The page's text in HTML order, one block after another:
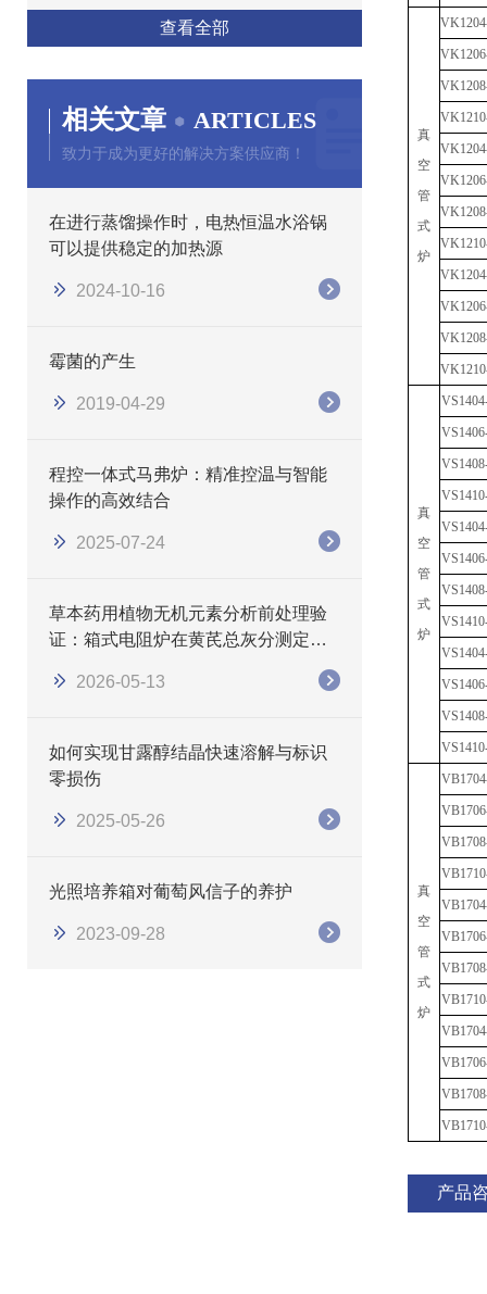
查看全部
相关文章 ARTICLES
致力于成为更好的解决方案供应商！
在进行蒸馏操作时，电热恒温水浴锅
可以提供稳定的加热源
2024-10-16
霉菌的产生
2019-04-29
程控一体式马弗炉：精准控温与智能
操作的高效结合
2025-07-24
草本药用植物无机元素分析前处理验
证：箱式电阻炉在黄芪总灰分测定中
2026-05-13
如何实现甘露醇结晶快速溶解与标识
零损伤
2025-05-26
光照培养箱对葡萄风信子的养护
2023-09-28
真
空
管
式
炉
V
V
V
V
V
V
V
V
V
V
V
V
真
空
管
式
炉
V
V
V
VS
VS
VS
VS
VS
VS
VS
VS
VS
真
空
管
式
炉
VB
VB
VB
VB
VB
VB
VB
VB
VB
VB
VB
VB
产品